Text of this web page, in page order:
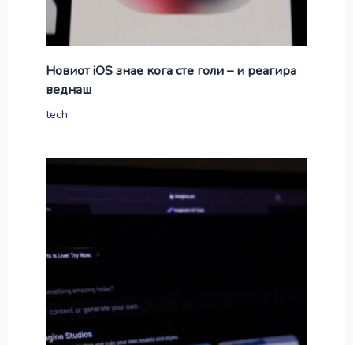
Новиот iOS знае кога сте голи – и реагира
веднаш
tech